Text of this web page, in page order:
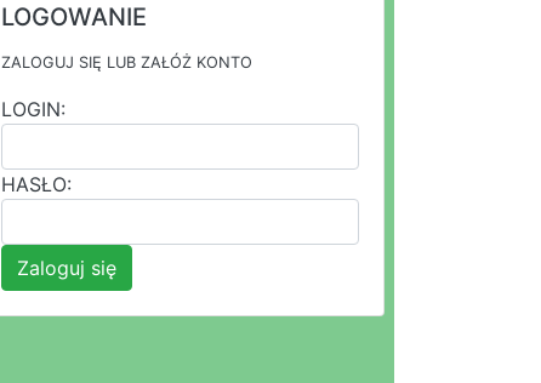
LOGOWANIE
ZALOGUJ SIĘ LUB ZAŁÓŻ KONTO
LOGIN:
HASŁO:
Zaloguj się